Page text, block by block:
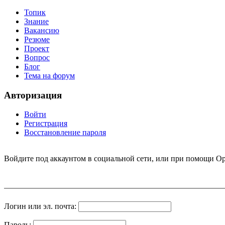
Топик
Знание
Вакансию
Резюме
Проект
Вопрос
Блог
Тема на форум
Авторизация
Войти
Регистрация
Восстановление пароля
Войдите под аккаунтом в социальной сети, или при помощи
Логин или эл. почта: